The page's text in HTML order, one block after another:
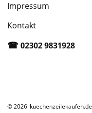
Impressum
Kontakt
☎︎ 02302 9831928
© 2026 kuechenzeilekaufen.de